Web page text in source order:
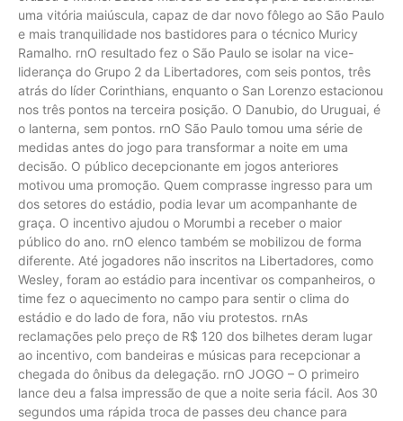
uma vitória maiúscula, capaz de dar novo fôlego ao São Paulo
e mais tranquilidade nos bastidores para o técnico Muricy
Ramalho. rnO resultado fez o São Paulo se isolar na vice-
liderança do Grupo 2 da Libertadores, com seis pontos, três
atrás do líder Corinthians, enquanto o San Lorenzo estacionou
nos três pontos na terceira posição. O Danubio, do Uruguai, é
o lanterna, sem pontos. rnO São Paulo tomou uma série de
medidas antes do jogo para transformar a noite em uma
decisão. O público decepcionante em jogos anteriores
motivou uma promoção. Quem comprasse ingresso para um
dos setores do estádio, podia levar um acompanhante de
graça. O incentivo ajudou o Morumbi a receber o maior
público do ano. rnO elenco também se mobilizou de forma
diferente. Até jogadores não inscritos na Libertadores, como
Wesley, foram ao estádio para incentivar os companheiros, o
time fez o aquecimento no campo para sentir o clima do
estádio e do lado de fora, não viu protestos. rnAs
reclamações pelo preço de R$ 120 dos bilhetes deram lugar
ao incentivo, com bandeiras e músicas para recepcionar a
chegada do ônibus da delegação. rnO JOGO – O primeiro
lance deu a falsa impressão de que a noite seria fácil. Aos 30
segundos uma rápida troca de passes deu chance para